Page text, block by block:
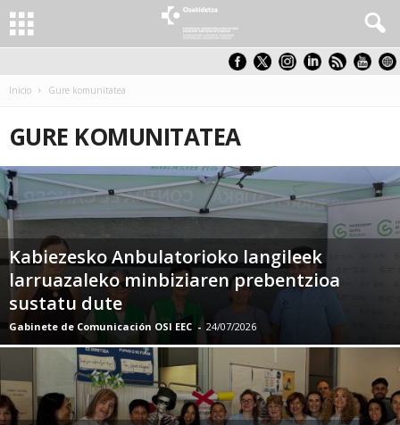
Inicio Gure komunitatea
GURE KOMUNITATEA
Kabiezesko Anbulatorioko langileek
larruazaleko minbiziaren prebentzioa
sustatu dute
Gabinete de Comunicación OSI EEC - 24/07/2026